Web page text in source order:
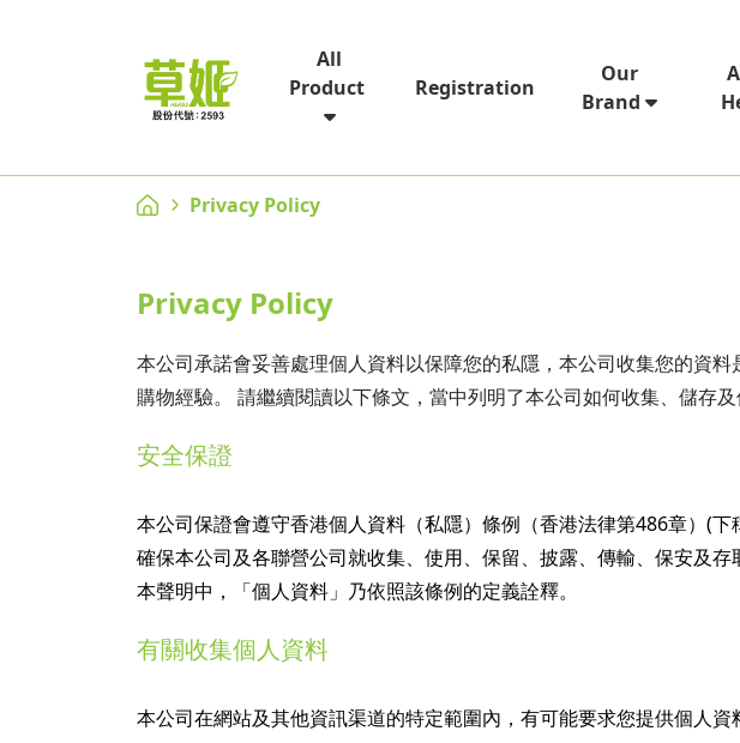
All
Product
Registration
Our
Brand
Privacy Policy
Privacy Policy
本公司承諾會妥善處理個人資料以保障您的私隱，本公司收集您的資
購物經驗。 請繼續閱讀以下條文，當中列明了本公司如何收集、儲存及
安全保證
本公司保證會遵守香港個人資料（私隱）條例（香港法律第486章）(
確保本公司及各聯營公司就收集、使用、保留、披露、傳輸、保安及
本聲明中，「個人資料」乃依照該條例的定義詮釋。
有關收集個人資料
本公司在網站及其他資訊渠道的特定範圍內，有可能要求您提供個人